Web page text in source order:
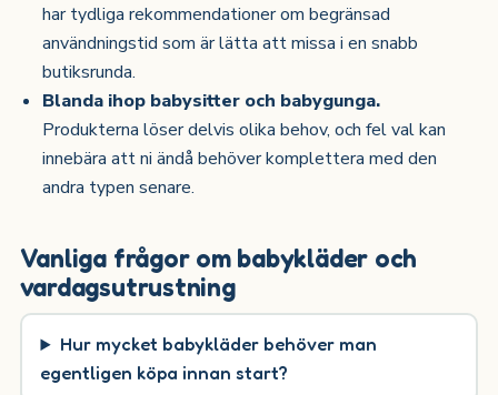
har tydliga rekommendationer om begränsad
användningstid som är lätta att missa i en snabb
butiksrunda.
Blanda ihop babysitter och babygunga.
Produkterna löser delvis olika behov, och fel val kan
innebära att ni ändå behöver komplettera med den
andra typen senare.
Vanliga frågor om babykläder och
vardagsutrustning
Hur mycket babykläder behöver man
egentligen köpa innan start?